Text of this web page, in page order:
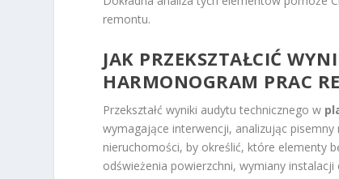
remontu.
JAK PRZEKSZTAŁCIĆ
HARMONOGRAM PRAC
Przekształć wyniki audytu technicznego w
wymagające interwencji, analizując
nieruchomości, by określić, które elementy
odświeżenia powierzchni, wymiany